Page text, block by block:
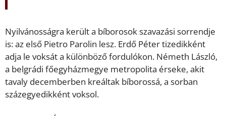
Nyilvánosságra került a bíborosok szavazási sorrendje
is: az első Pietro Parolin lesz. Erdő Péter tizedikként
adja le voksát a különböző fordulókon. Németh László,
a belgrádi főegyházmegye metropolita érseke, akit
tavaly decemberben kreáltak bíborossá, a sorban
százegyedikként voksol.